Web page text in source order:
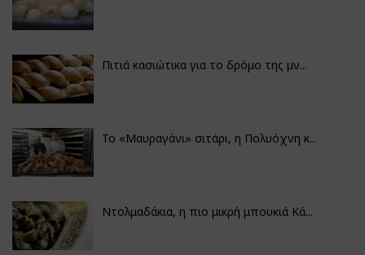
Πιτιά κασιώτικα για το δρόμο της μν...
Το «Μαυραγάνι» σιτάρι, η Πολυόχνη κ...
Ντολμαδάκια, η πιο μικρή μπουκιά Κά...